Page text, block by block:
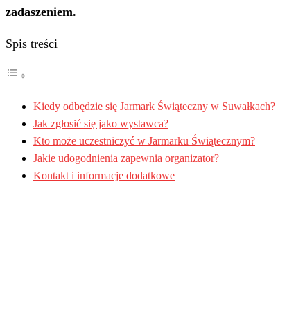
zadaszeniem.
Spis treści
Kiedy odbędzie się Jarmark Świąteczny w Suwałkach?
Jak zgłosić się jako wystawca?
Kto może uczestniczyć w Jarmarku Świątecznym?
Jakie udogodnienia zapewnia organizator?
Kontakt i informacje dodatkowe